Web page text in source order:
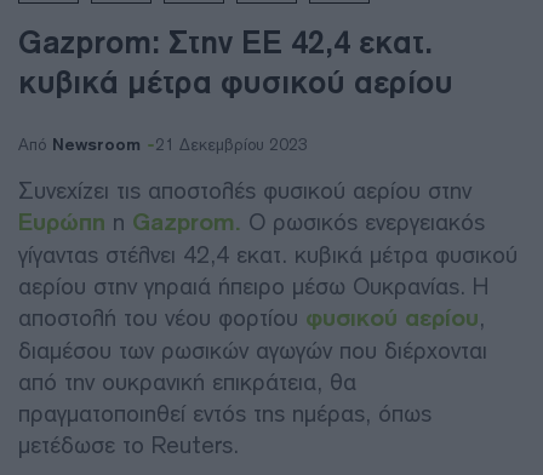
Gazprom: Στην ΕΕ 42,4 εκατ.
κυβικά μέτρα φυσικού αερίου
Από Newsroom 21 Δεκεμβρίου 2023
Συνεχίζει τις αποστολές φυσικού αερίου στην
Ευρώπη η Gazprom. Ο ρωσικός ενεργειακός
γίγαντας στέλνει 42,4 εκατ. κυβικά μέτρα φυσικού
αερίου στην γηραιά ήπειρο μέσω Ουκρανίας. Η
αποστολή του νέου φορτίου φυσικού αερίου,
διαμέσου των ρωσικών αγωγών που διέρχονται
από την ουκρανική επικράτεια, θα
πραγματοποιηθεί εντός της ημέρας, όπως
μετέδωσε το Reuters.